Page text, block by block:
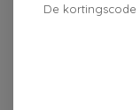
Inhoud: 0,3 liter.
De kortingscode